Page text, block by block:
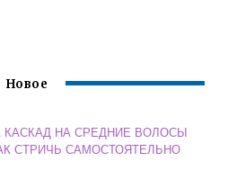
Новое
КАСКАД НА СРЕДНИЕ ВОЛОСЫ
СТРИЧЬ САМОСТОЯТЕЛЬНО